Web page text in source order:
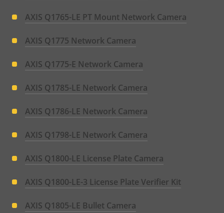
AXIS Q1765-LE PT Mount Network Camera
AXIS Q1775 Network Camera
AXIS Q1775-E Network Camera
AXIS Q1785-LE Network Camera
AXIS Q1786-LE Network Camera
AXIS Q1798-LE Network Camera
AXIS Q1800-LE License Plate Camera
AXIS Q1800-LE-3 License Plate Verifier Kit
AXIS Q1805-LE Bullet Camera